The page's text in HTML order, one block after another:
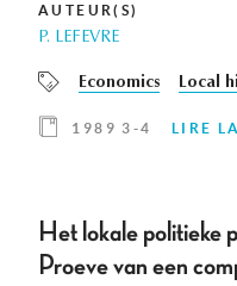
AUTEUR(S)
P. LEFEVRE
Economics Local
1989 3-4 LIRE
Het lokale
Proeve van een